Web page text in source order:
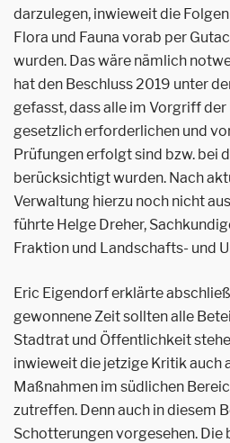
darzulegen, inwieweit die
Flora und Fauna vorab per
wurden. Das wäre nämlich
hat den Beschluss 2019 unter
gefasst, dass alle im Vorgriff
gesetzlich erforderlichen und
Prüfungen erfolgt sind bzw. bei
berücksichtigt wurden. Nach
Verwaltung hierzu noch nicht
führte Helge Dreher,
Fraktion und Landschafts- und
Eric Eigendorf erklärte
gewonnene Zeit sollten alle
Stadtrat und Öffentlichkeit
inwieweit die jetzige Kritik auch
Maßnahmen im südlichen
zutreffen. Denn auch in diesem
Schotterungen vorgesehen.